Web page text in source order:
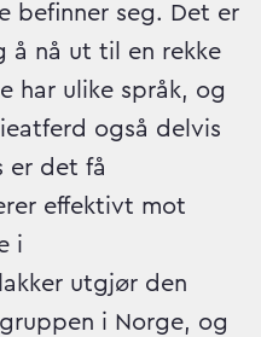
befinner seg. Det er
å nå ut til en rekke
har ulike språk, og
også delvis
er det få
effektivt mot
i
utgjør den
i Norge, og